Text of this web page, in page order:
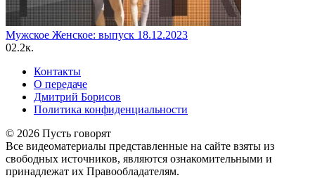
Мужское Женское: выпуск 18.12.2023
02.2к.
Контакты
О передаче
Дмитрий Борисов
Политика конфиденциальности
© 2026 Пусть говорят
Все видеоматериалы представленные на сайте взяты из
свободных источников, являются ознакомительными и
принадлежат их Правообладателям.